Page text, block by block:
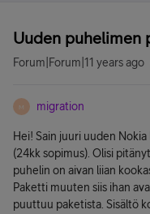
Uuden puhelimen
Forum|Forum|11 years ago
M migration
Hei! Sain juuri uuden
(24kk sopimus). Olisi
puhelin on aivan liian
Paketti muuten siis ihan
puuttuu paketista. Sisältö